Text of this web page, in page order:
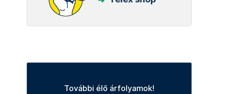
További élő árfolyamok!